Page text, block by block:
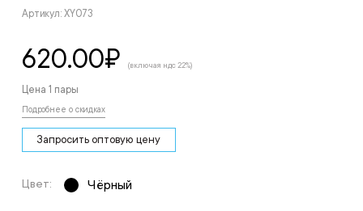
Артикул: XY073
620.00₽ (включая ндс 22%)
Цена 1 пары
Подробнее о скидках
Запросить оптовую цену
Цвет: Чёрный